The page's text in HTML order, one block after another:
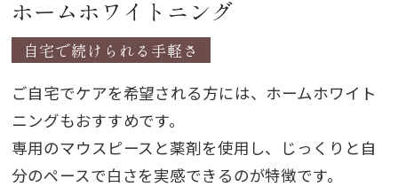
ホームホワイトニング
自宅で続けられる手軽さ
ご自宅でケアを希望される方には、ホームホワイト
ニングもおすすめです。
専用のマウスピースと薬剤を使用し、じっくりと自
分のペースで白さを実感できるのが特徴です。